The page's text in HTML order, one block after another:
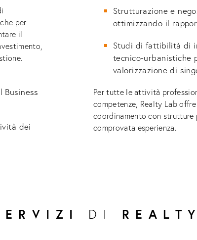
per
il
Business
dei
Strutturazione e
ottimizzando il
Studi di fattibilità di
tecnico-urbanistiche
valorizzazione di
Per tutte le attività
competenze, Realty Lab
coordinamento con strutture
comprovata esperienza.
DI